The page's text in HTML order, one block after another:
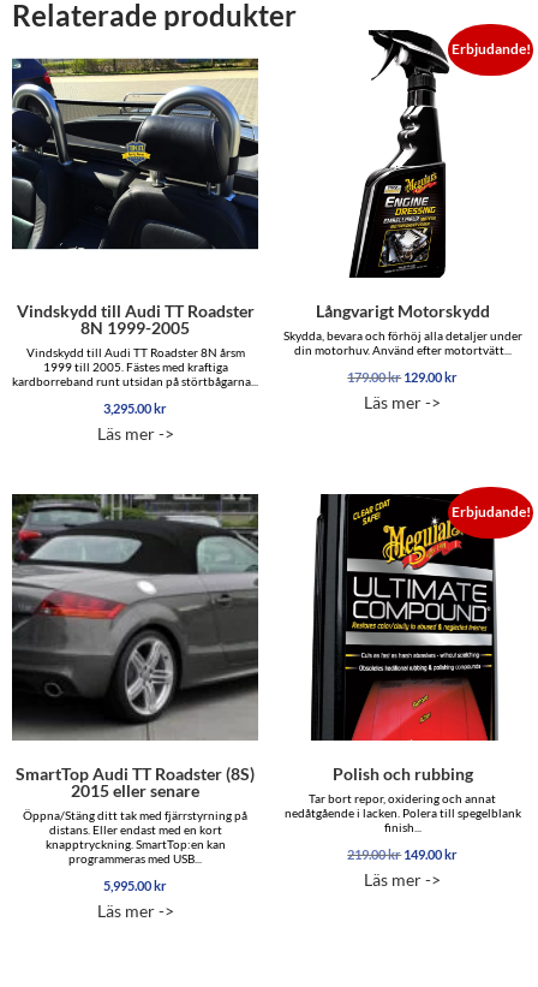
Relaterade produkter
Vindskydd till Audi TT Roadster
8N 1999-2005
Vindskydd till Audi TT Roadster 8N årsm
1999 till 2005. Fästes med kraftiga
kardborreband runt utsidan på störtbågarna...
3,295.00kr
Läs mer ->
Erbjudande!
Långvarigt Motorskydd
Skydda, bevara och förhöj alla detaljer under
din motorhuv. Använd efter motortvätt...
179.00kr Det
priset
129.00krDet
Läs mer ->
SmartTop Audi TT Roadster (8S)
2015 eller senare
Öppna/Stäng ditt tak med fjärrstyrning på
distans. Eller endast med en kort
knapptryckning. SmartTop:en kan
programmeras med USB...
5,995.00 kr
Läs mer ->
Erbjudande!
Polish och rubbing
Tar bort repor, oxidering och annat
nedåtgående i lacken. Polera till spegelblank
finish...
219.00kr Det
priset
149.00 krDet
Läs mer ->